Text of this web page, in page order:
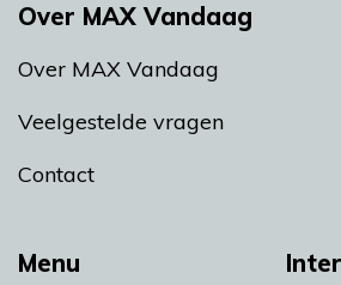
Menu
Over MAX Vandaag
Over MAX Vandaag
Veelgestelde vragen
Contact